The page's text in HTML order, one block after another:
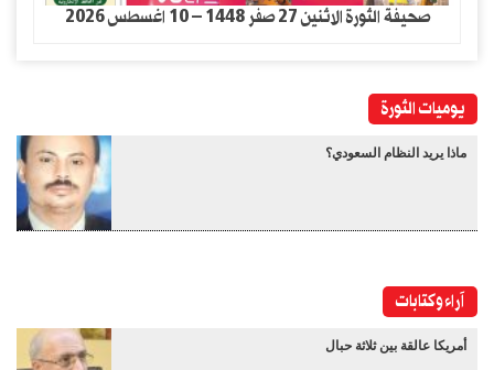
صحيفة الثورة الاثنين 27 صفر 1448 – 10 اغسطس 2026
يوميات الثورة
ماذا يريد النظام السعودي؟
آراء وكتابات
أمريكا عالقة بين ثلاثة حبال